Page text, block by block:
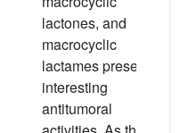
lactones, and
macrocyclic
lactames present
interesting
antitumoral